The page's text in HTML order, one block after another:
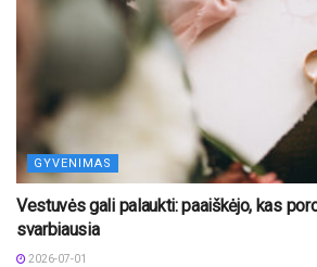
GYVENIMAS
Vestuvės gali palaukti: paaiškėjo, kas
svarbiausia
2026-07-01